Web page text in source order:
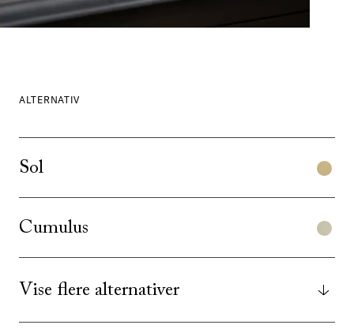
ALTERNATIV
Sol
Cumulus
Vise flere alternativer